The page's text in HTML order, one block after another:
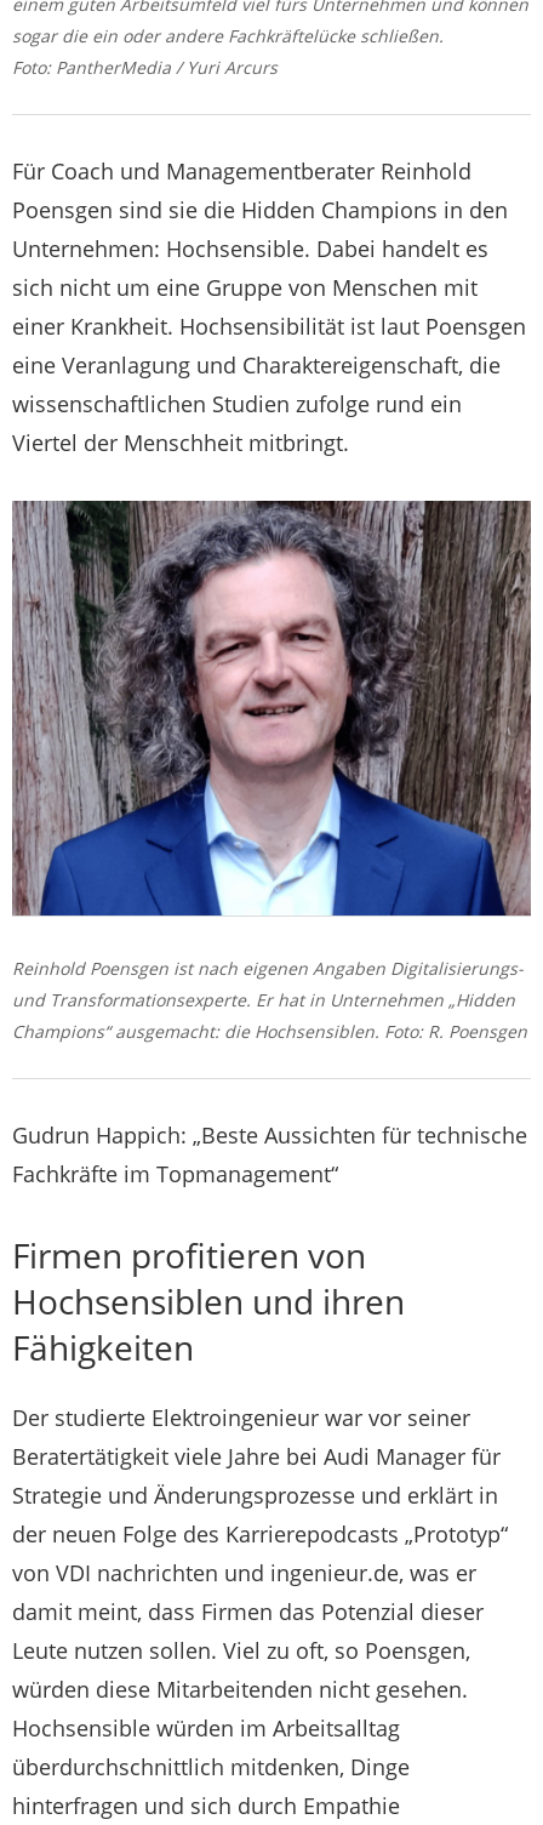
sogar die ein oder andere Fachkräftelücke schließen.
Foto: PantherMedia / Yuri Arcurs
Für Coach und Managementberater Reinhold
Poensgen sind sie die Hidden Champions in den
Unternehmen: Hochsensible. Dabei handelt es
sich nicht um eine Gruppe von Menschen mit
einer Krankheit. Hochsensibilität ist laut Poensgen
eine Veranlagung und Charaktereigenschaft, die
wissenschaftlichen Studien zufolge rund ein
Viertel der Menschheit mitbringt.
Reinhold Poensgen ist nach eigenen Angaben Digitalisierungs-
und Transformationsexperte. Er hat in Unternehmen „Hidden
Champions“ ausgemacht: die Hochsensiblen. Foto: R. Poensgen
Gudrun Happich: „Beste Aussichten für technische
Fachkräfte im Topmanagement“
Firmen profitieren von
Hochsensiblen und ihren
Fähigkeiten
Der studierte Elektroingenieur war vor seiner
Beratertätigkeit viele Jahre bei Audi Manager für
Strategie und Änderungsprozesse und erklärt in
der neuen Folge des Karrierepodcasts „Prototyp“
von VDI nachrichten und ingenieur.de, was er
damit meint, dass Firmen das Potenzial dieser
Leute nutzen sollen. Viel zu oft, so Poensgen,
würden diese Mitarbeitenden nicht gesehen.
Hochsensible würden im Arbeitsalltag
überdurchschnittlich mitdenken, Dinge
hinterfragen und sich durch Empathie